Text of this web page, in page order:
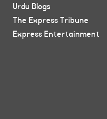
Urdu Blogs
The Express Tribune
Express Entertainment